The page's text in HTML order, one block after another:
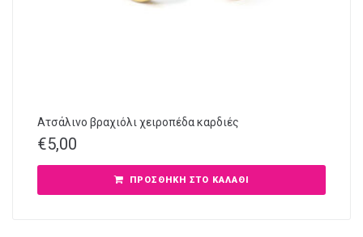
Ατσάλινο βραχιόλι χειροπέδα καρδιές
€5,00
ΠΡΟΣΘΉΚΗ ΣΤΟ ΚΑΛΆΘΙ